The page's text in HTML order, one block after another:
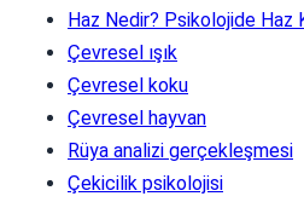
Haz Nedir? Psikolojide Haz
Çevresel ışık
Çevresel koku
Çevresel hayvan
Rüya analizi gerçekleşmesi
Çekicilik psikolojisi